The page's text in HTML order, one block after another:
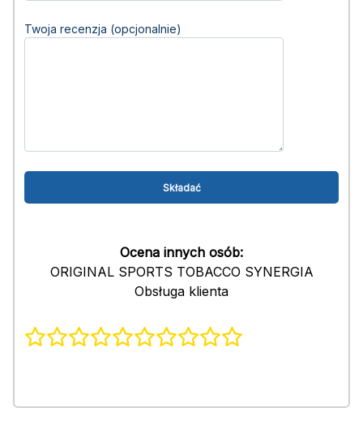
Twoja recenzja (opcjonalnie)
Ocena innych osób:
ORIGINAL SPORTS TOBACCO SYNERGIA
Obsługa klienta